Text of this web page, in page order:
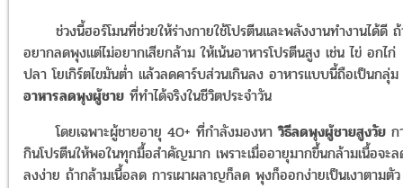
ช่วงนี้ฮอร์โมนที่ช่วยให้ร่างกายใช้โปรตีนและพลังงานทำงานได้ดี
อยากลดพุงแต่ไม่อยากเสียกล้าม ให้เน้นอาหารโปรตีนสูง เช่น ไข่ อกไก่
ปลา โยเกิร์ตไขมันต่ำ แล้วลดคาร์บส่วนเกินลง อาหารแบบนี้ถือเป็นกลุ่ม
อาหารลดพุงผู้ชาย ที่ทำได้จริงในชีวิตประจำวัน
โดยเฉพาะผู้ชายอายุ 40+ ที่กำลังมองหาวิธีลดพุงผู้ชายสูงวัย ก
กินโปรตีนให้พอในทุกมื้อสำคัญมาก เพราะเมื่ออายุมากขึ้นกล้ามเนื้อจะ
ลงง่าย ถ้ากล้ามเนื้อลด การเผาผลาญก็ลด พุงก็ออกง่ายเป็นเงาตามตัว